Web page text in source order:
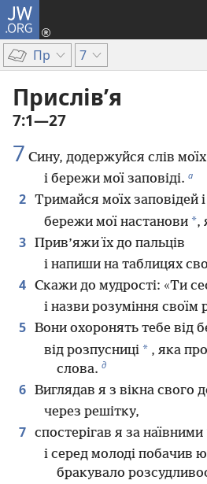
JW.ORG
Пр 7
Прислів’я
7:1—27
7 Сину, додержуйся слів моїх
і бережи мої заповіді. а
2 Тримайся моїх заповідей
бережи мої настанови *,
3 Прив’яжи їх до пальців
і напиши на таблицях
4 Скажи до мудрості: «Ти
і назви розуміння своїм
5 Вони охоронять тебе від
від розпусниці * , яка
слова. д
6 Виглядав я з вікна свого
через решітку,
7 спостерігав я за наївними
і серед молоді побачив
бракувало